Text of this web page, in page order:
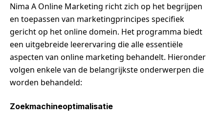
Nima A Online Marketing richt zich op het begrijpen
en toepassen van marketingprincipes specifiek
gericht op het online domein. Het programma biedt
een uitgebreide leerervaring die alle essentiële
aspecten van online marketing behandelt. Hieronder
volgen enkele van de belangrijkste onderwerpen die
worden behandeld:
Zoekmachineoptimalisatie